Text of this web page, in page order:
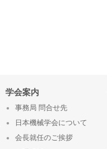
学会案内
事務局 問合せ先
日本機械学会について
会長就任のご挨拶